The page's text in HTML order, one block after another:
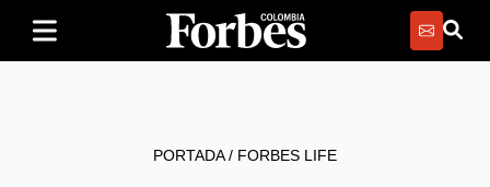
PORTADA/ FORBES LIFE